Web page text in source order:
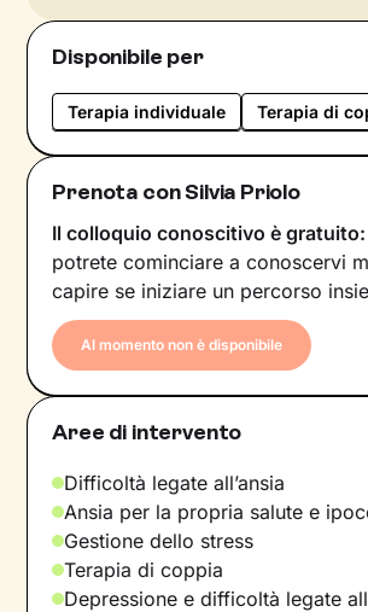
Disponibile per
Terapia individuale Terapia di
Prenota con Silvia Priolo
Il colloquio conoscitivo è gratuito:
potrete cominciare a conoscervi
capire se iniziare un percorso
Al momento non è disponibile
Aree di intervento
Difficoltà legate all’ansia
Ansia per la propria salute e
Gestione dello stress
Terapia di coppia
Depressione e difficoltà legate